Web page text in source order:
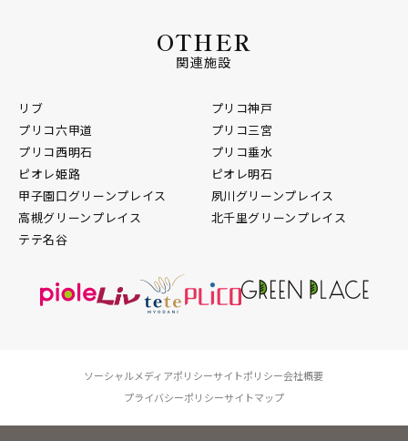
OTHER
関連施設
リブ
プリコ神戸
プリコ六甲道
プリコ三宮
プリコ西明石
プリコ垂水
ピオレ姫路
ピオレ明石
甲子園口グリーンプレイス
夙川グリーンプレイス
高槻グリーンプレイス
北千里グリーンプレイス
テテ名谷
ソーシャルメディアポリシーサイトポリシー会社概要
プライバシーポリシーサイトマップ